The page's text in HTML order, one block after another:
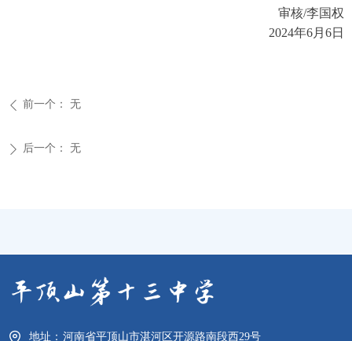
审核/李国权
2024年6月6日
ꄴ 前一个： 无
ꄲ 后一个： 无
地址： 河南省平顶山市湛河区开源路南段西29号